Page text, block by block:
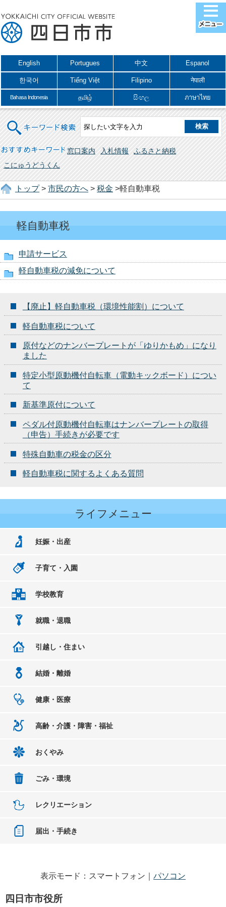
English Portugues 中文 Espanol
한국어 Tiếng Việt Filipino नेपाली
Bahasa Indonesia தமிழ் සිංහල ภาษาไทย
キーワード検索
おすすめキーワード 窓口案内 入札情報
ふるさと納税
こにゅうどうくん
トップ> 市民の方へ > 税金 >軽自動車税
軽自動車税
申請サービス
軽自動車税の減免について
【廃止】軽自動車税（環境性能割）について
軽自動車税について
原付などのナンバープレートが「ゆりかもめ」になり
ました
特定小型原動機付自転車（電動キックボード）につい
て
新基準原付について
ペダル付原動機付自転車はナンバープレートの取得
（申告）手続きが必要です
特殊自動車の税金の区分
軽自動車税に関するよくある質問
ライフメニュー
妊娠・出産
子育て・入園
学校教育
就職・退職
引越し・住まい
結婚・離婚
健康・医療
高齢・介護・障害・福祉
おくやみ
ごみ・環境
レクリエーション
届出・手続き
表示モード：スマートフォン｜ パソコン
四日市市役所